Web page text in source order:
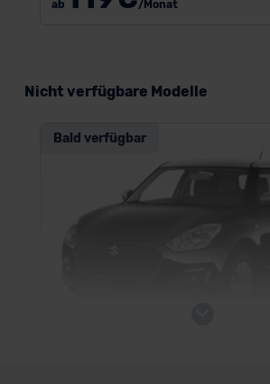
ab /Monat
Nicht verfügbare Modelle
Bald verfügbar